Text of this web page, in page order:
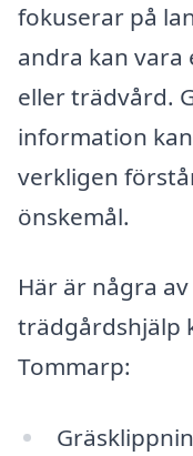
fokuserar på
andra kan
eller trädvård.
information
verkligen
önskemål.
Här är några
trädgårdshjälp
Tommarp: